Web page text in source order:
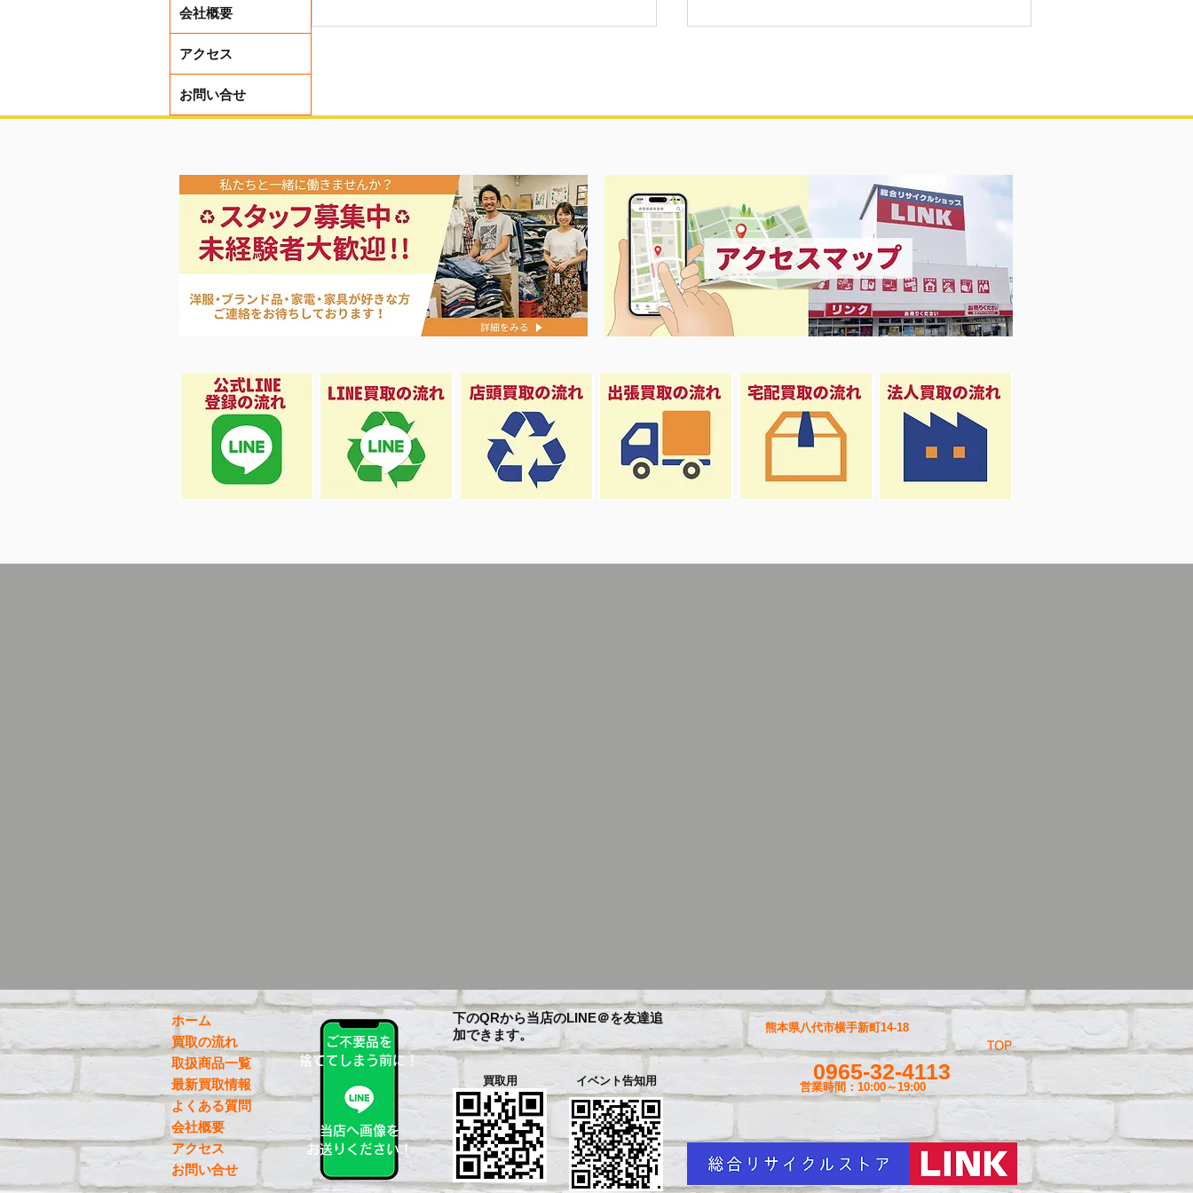
夏先取りセール＆エアコン祭り‼️ 夏に向けて冷凍庫！大量品揃え❗️
会社概要
アクセス
お問い合せ
ホーム
買取の流れ
取扱商品一覧
最新買取情報
よくある質問
会社概要
アクセス
お問い合せ
ご不要品を
捨ててしまう前に！
当店へ画像を
お送りください！
下のQRから当店のLINE＠を友達追
加できます。
買取用 イベント告知用
TOP
0965-32-4113
営業時間：10:00～19:00
熊本県八代市横手新町14-18